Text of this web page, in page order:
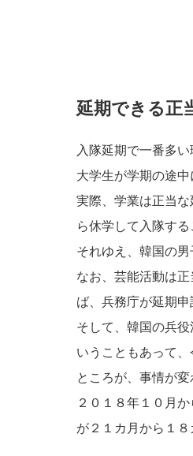
延期できる正
入隊延期で一番多い
大学生が学期の途中
実際、学業は正当
ら休学して入隊する
それゆえ、韓国の
なお、芸能活動は
ば、兵務庁が延期申
そして、韓国の兵
いうこともあって
ところが、事情が変
２０１８年１０月
が２１カ月から１８